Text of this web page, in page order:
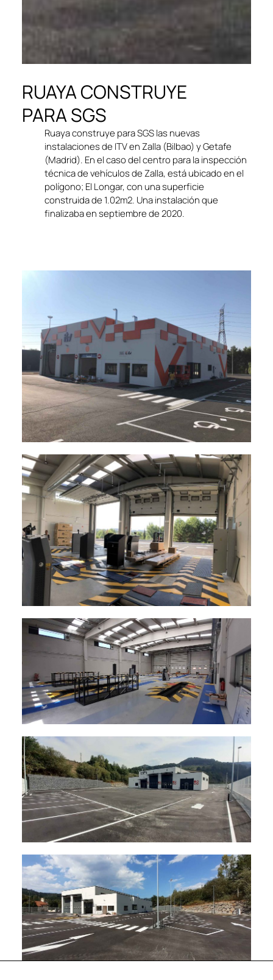
RUAYA CONSTRUYE
PARA SGS
Ruaya construye para SGS las nuevas
instalaciones de ITV en Zalla (Bilbao) y Getafe
(Madrid). En el caso del centro para la inspección
técnica de vehículos de Zalla, está ubicado en el
polígono; El Longar, con una superficie
construida de 1.02m2. Una instalación que
finalizaba en septiembre de 2020.